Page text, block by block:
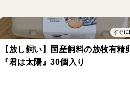
・ささみがそれぞれ1つずつ入
食感や味わいを楽しんでみてく
・胡椒のみといたってシンプ
すぐに
【放し飼い】国産飼料の放牧有精
『君は太陽』30個入り